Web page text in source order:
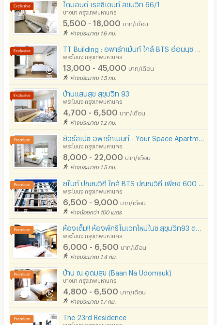
ไดมอนด์ เรสซิเดนท์ สุขุมวิท 66/1
บางนา กรุงเทพมหานคร
5,500 - 18,000 บาท/เดือน
ห่างประมาณ 1.6 กม.
พระโขนง กรุงเทพมหานคร
13,000 - 45,000 บาท/เดือน
ห่างประมาณ 1.5 กม.
บ้านแสนสุข สุขุมวิท 93
พระโขนง กรุงเทพมหานคร
4,700 - 6,500 บาท/เดือน
ห่างประมาณ 1.2 กม.
พระโขนง กรุงเทพมหานคร
8,000 - 22,000 บาท/เดือน
ห่างประมาณ 1.5 กม.
พระโขนง กรุงเทพมหานคร
6,500 - 9,000 บาท/เดือน
ห่างน้อยกว่า 100 เมตร
พระโขนง กรุงเทพมหานคร
6,000 - 6,500 บาท/เดือน
ห่างประมาณ 1.4 กม.
บ้าน ณ อุดมสุข (Baan Na Udomsuk)
บางนา กรุงเทพมหานคร
4,800 - 6,500 บาท/เดือน
ห่างประมาณ 1.7 กม.
The 23rd Residence